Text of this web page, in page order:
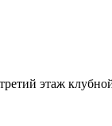
этаж